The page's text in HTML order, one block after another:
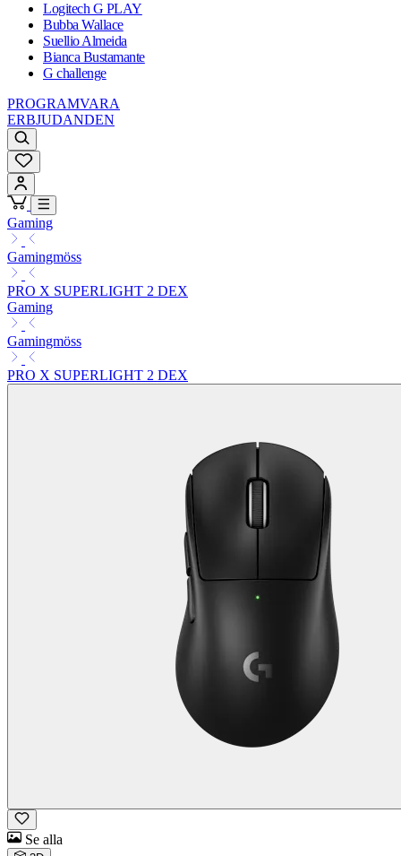
Logitech G PLAY
Bubba Wallace
Suellio Almeida
Bianca Bustamante
G challenge
PROGRAMVARA
ERBJUDANDEN
Gaming
Gamingmöss
PRO X SUPERLIGHT 2 DEX
Gaming
Gamingmöss
PRO X SUPERLIGHT 2 DEX
Se alla